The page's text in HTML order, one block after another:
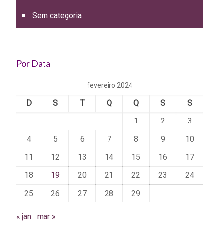
Sem categoria
Por Data
fevereiro 2024
D S T Q Q S
S
1
2
3
4
5 6 7 8 9
10
11
12 13 14 15 16
17
18
19 20 21 22 23
24
25
26 27 28 29
« jan mar »